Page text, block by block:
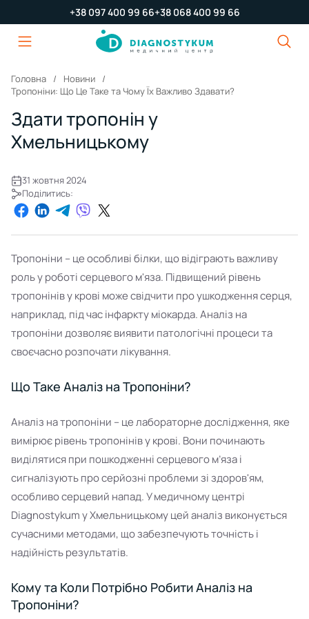
+38 097 400 99 66+38 068 400 99 66
Головна
Новини
Тропоніни: Що Це Таке та Чому Їх Важливо Здавати?
Здати тропонін у
Хмельницькому
31 жовтня 2024
Поділитись:
Тропоніни – це особливі білки, що відіграють важливу
роль у роботі серцевого м'яза. Підвищений рівень
тропонінів у крові може свідчити про ушкодження серця,
наприклад, під час інфаркту міокарда. Аналіз на
тропоніни дозволяє виявити патологічні процеси та
своєчасно розпочати лікування.
Що Таке Аналіз на Тропоніни?
Аналіз на тропоніни – це лабораторне дослідження, яке
вимірює рівень тропонінів у крові. Вони починають
виділятися при пошкодженні серцевого м’яза і
сигналізують про серйозні проблеми зі здоров'ям,
особливо серцевий напад. У медичному центрі
Diagnostykum у Хмельницькому цей аналіз виконується
сучасними методами, що забезпечують точність і
надійність результатів.
Кому та Коли Потрібно Робити Аналіз на
Тропоніни?